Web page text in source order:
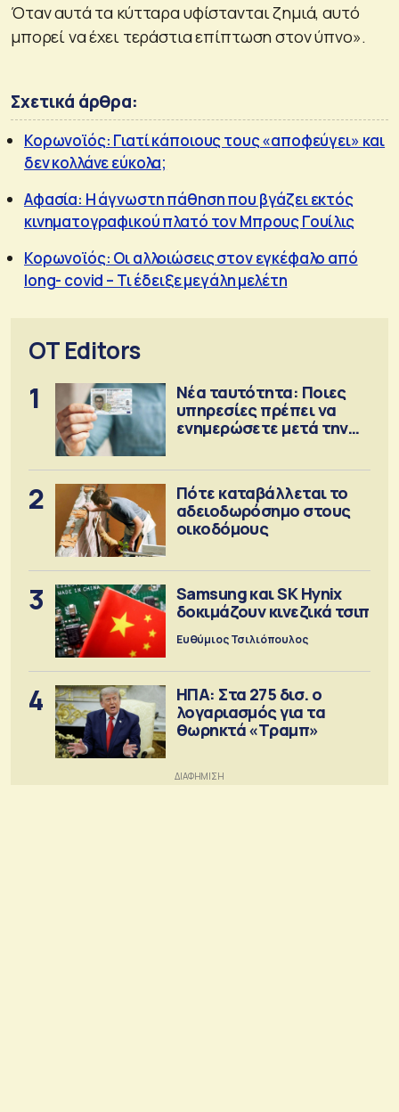
Όταν αυτά τα κύτταρα υφίστανται ζημιά, αυτό
μπορεί να έχει τεράστια επίπτωση στον ύπνο».
Σχετικά άρθρα:
Κορωνοϊός: Γιατί κάποιους τους «αποφεύγει» και
δεν κολλάνε εύκολα;
Αφασία: Η άγνωστη πάθηση που βγάζει εκτός
κινηματογραφικού πλατό τον Μπρους Γουίλις
Κορωνοϊός: Οι αλλοιώσεις στον εγκέφαλο από
long- covid – Τι έδειξε μεγάλη μελέτη
OT Editors
1
Νέα ταυτότητα: Ποιες
υπηρεσίες πρέπει να
ενημερώσετε μετά την
2
Πότε καταβάλλεται το
αδειοδωρόσημο στους
οικοδόμους
3
Samsung και SK Hynix
δοκιμάζουν κινεζικά τσιπ
Ευθύμιος Τσιλιόπουλος
4
ΗΠΑ: Στα 275 δισ. ο
λογαριασμός για τα
θωρηκτά «Τραμπ»